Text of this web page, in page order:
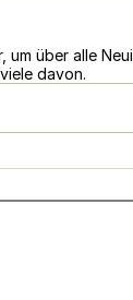
um über alle
davon.